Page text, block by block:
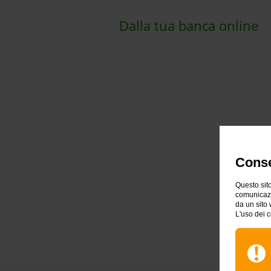
Questo
da un sito
L'uso dei
Dalla tua banca online